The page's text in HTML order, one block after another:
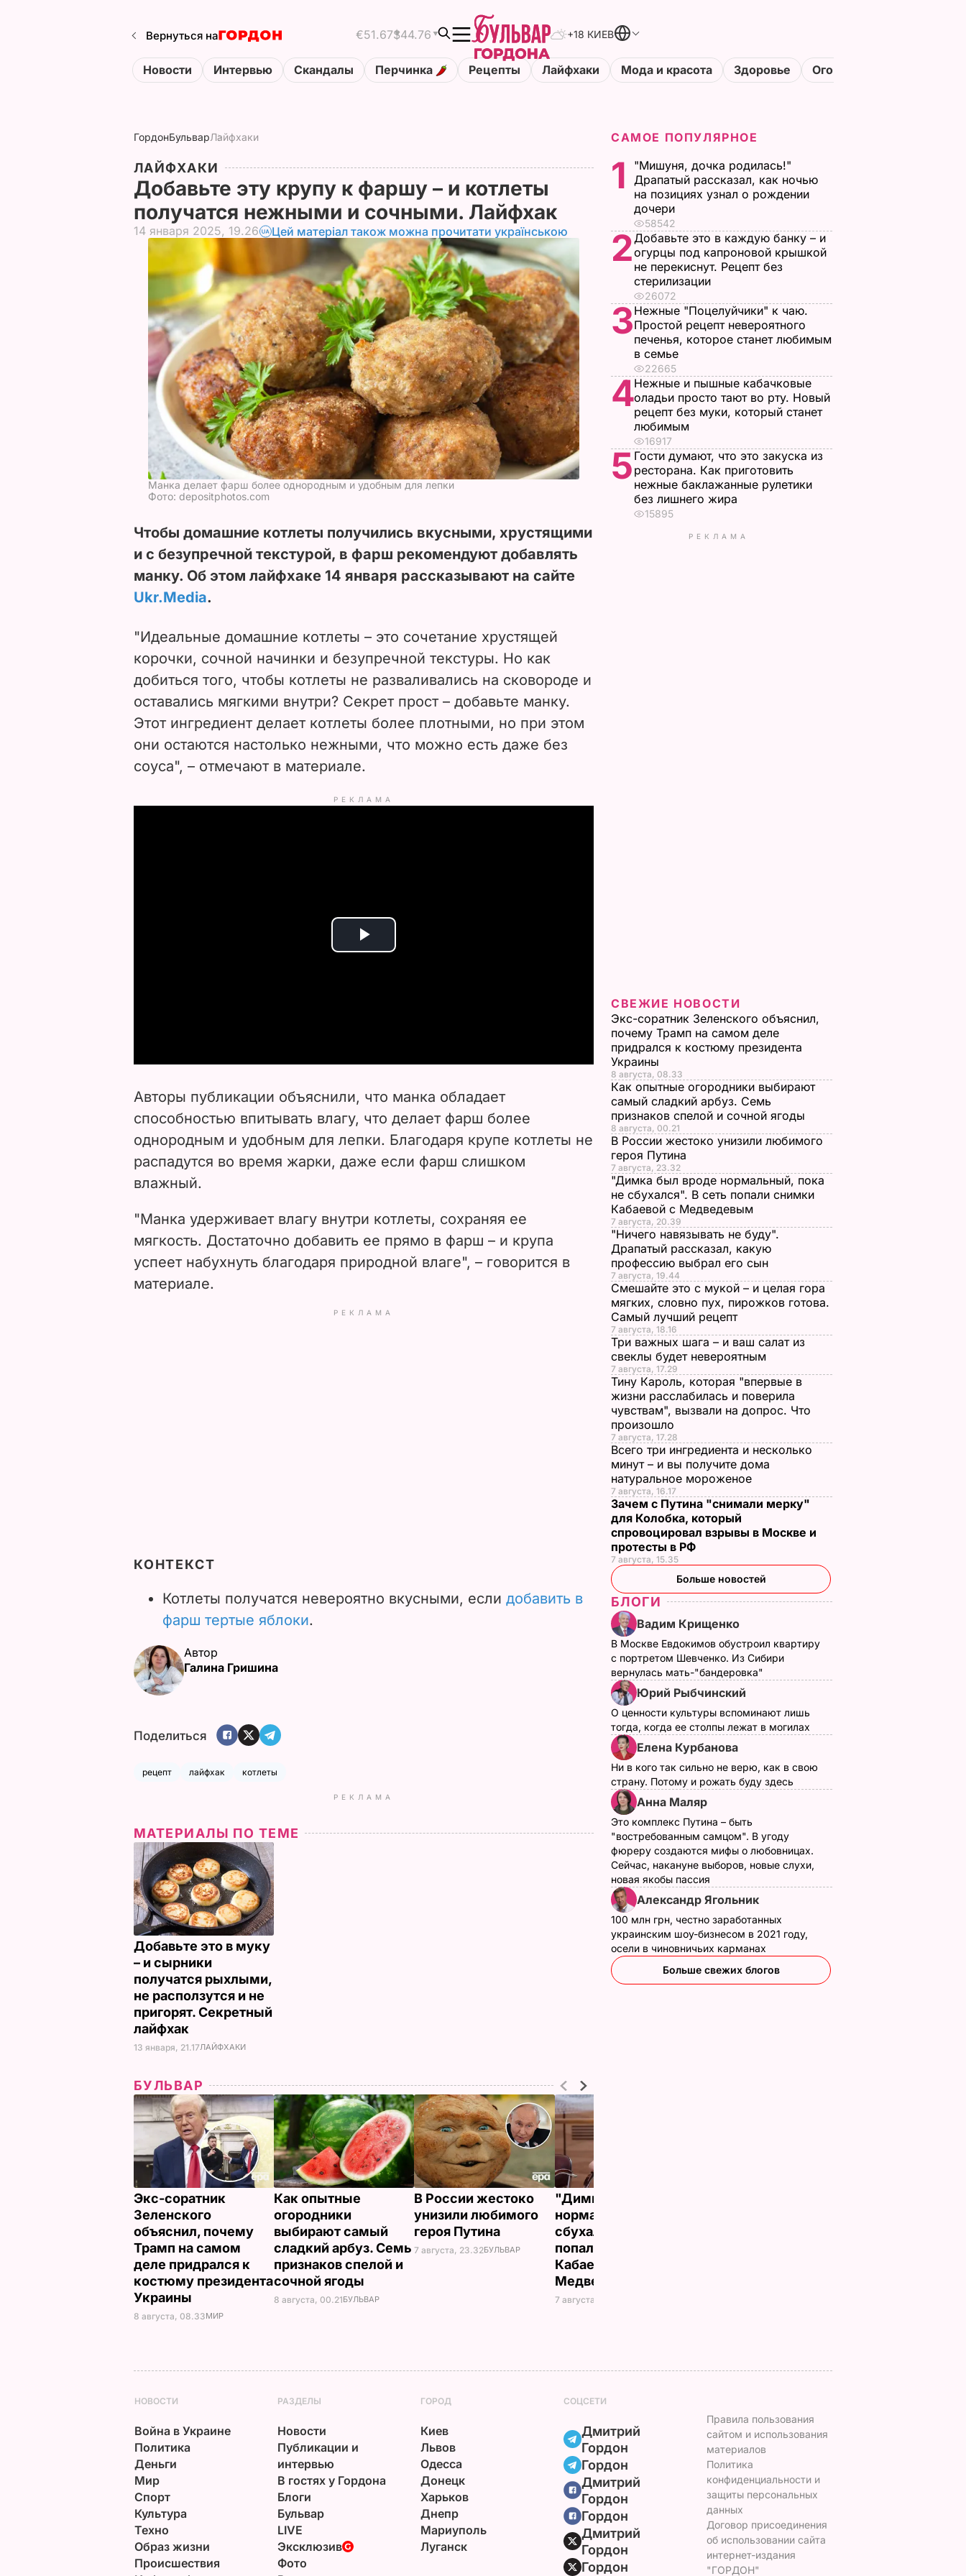
Вернуться на €51.67$44.76 +18 КИЕВ
Новости Интервью Скандалы Перчинка Рецепты Лайфхаки Мода и красота Здоровье Огороды
ГордонБульварЛайфхаки
ЛАЙФХАКИ
Добавьте эту крупу к фаршу – и котлеты
получатся нежными и сочными. Лайфхак
14 января 2025, 19.26 Цей матеріал також можна прочитати українською
Манка делает фарш более однородным и удобным для лепки
Фото: depositphotos.com
Чтобы домашние котлеты получились вкусными, хрустящими
и с безупречной текстурой, в фарш рекомендуют добавлять
манку. Об этом лайфхаке 14 января рассказывают на сайте
Ukr.Media.
"Идеальные домашние котлеты – это сочетание хрустящей
корочки, сочной начинки и безупречной текстуры. Но как
добиться того, чтобы котлеты не разваливались на сковороде и
оставались мягкими внутри? Секрет прост – добавьте манку.
Этот ингредиент делает котлеты более плотными, но при этом
они остаются настолько нежными, что можно есть даже без
соуса", – отмечают в материале.
РЕКЛАМА
P
i
d
o
Авторы публикации объяснили, что манка обладает
способностью впитывать влагу, что делает фарш более
однородным и удобным для лепки. Благодаря крупе котлеты не
распадутся во время жарки, даже если фарш слишком
влажный.
"Манка удерживает влагу внутри котлеты, сохраняя ее
мягкость. Достаточно добавить ее прямо в фарш – и крупа
успеет набухнуть благодаря природной влаге", – говорится в
материале.
РЕКЛАМА
КОНТЕКСТ
Котлеты получатся невероятно вкусными, если добавить в
фарш тертые яблоки.
Автор
Галина Гришина
Поделиться
рецепт лайфхак котлеты
РЕКЛАМА
МАТЕРИАЛЫ ПО ТЕМЕ
Добавьте это в муку
– и сырники
получатся рыхлыми,
не расползутся и не
пригорят. Секретный
лайфхак
13 января, 21.17ЛАЙФХАКИ
БУЛЬВАР
Экс-соратник
Зеленского
объяснил, почему
Трамп на самом
деле придрался к
костюму президента
Украины
8 августа, 08.33МИР
Как опытные
огородники
выбирают самый
сладкий арбуз. Семь
признаков спелой и
сочной ягоды
8 августа, 00.21БУЛЬВАР
В России жестоко
унизили любимого
героя Путина
7 августа, 23.32БУЛЬВАР
"Димка был вроде
нормальный, пока не
сбухался". В сеть
попали снимки
Кабаевой с
Медведевым
7 августа, 20.39
САМОЕ ПОПУЛЯРНОЕ
1
"Мишуня, дочка родилась!"
Драпатый рассказал, как ночью
на позициях узнал о рождении
дочери
58542
2Добавьте это в каждую банку – и
огурцы под капроновой крышкой
не перекиснут. Рецепт без
стерилизации
26072
3Нежные "Поцелуйчики" к чаю.
Простой рецепт невероятного
печенья, которое станет любимым
в семье
22665
4Нежные и пышные кабачковые
оладьи просто тают во рту. Новый
рецепт без муки, который станет
любимым
16917
5 Гости думают, что это закуска из
ресторана. Как приготовить
нежные баклажанные рулетики
без лишнего жира
15895
РЕКЛАМА
СВЕЖИЕ НОВОСТИ
Экс-соратник Зеленского объяснил,
почему Трамп на самом деле
придрался к костюму президента
Украины
8 августа, 08.33
Как опытные огородники выбирают
самый сладкий арбуз. Семь
признаков спелой и сочной ягоды
8 августа, 00.21
В России жестоко унизили любимого
героя Путина
7 августа, 23.32
"Димка был вроде нормальный, пока
не сбухался". В сеть попали снимки
Кабаевой с Медведевым
7 августа, 20.39
"Ничего навязывать не буду".
Драпатый рассказал, какую
профессию выбрал его сын
7 августа, 19.44
Смешайте это с мукой – и целая гора
мягких, словно пух, пирожков готова.
Самый лучший рецепт
7 августа, 18.16
Три важных шага – и ваш салат из
свеклы будет невероятным
7 августа, 17.29
Тину Кароль, которая "впервые в
жизни расслабилась и поверила
чувствам", вызвали на допрос. Что
произошло
7 августа, 17.28
Всего три ингредиента и несколько
минут – и вы получите дома
натуральное мороженое
7 августа, 16.17
Зачем с Путина "снимали мерку"
для Колобка, который
спровоцировал взрывы в Москве и
протесты в РФ
7 августа, 15.35
Больше новостей
БЛОГИ
Вадим Крищенко
В Москве Евдокимов обустроил квартиру
с портретом Шевченко. Из Сибири
вернулась мать-"бандеровка"
Юрий Рыбчинский
О ценности культуры вспоминают лишь
тогда, когда ее столпы лежат в могилах
Елена Курбанова
Ни в кого так сильно не верю, как в свою
страну. Потому и рожать буду здесь
Анна Маляр
Это комплекс Путина – быть
"востребованным самцом". В угоду
фюреру создаются мифы о любовницах.
Сейчас, накануне выборов, новые слухи,
новая якобы пассия
Александр Ягольник
100 млн грн, честно заработанных
украинским шоу-бизнесом в 2021 году,
осели в чиновничьих карманах
Больше свежих блогов
НОВОСТИ
Война в Украине
Политика
Деньги
Мир
Спорт
Культура
Техно
Образ жизни
Происшествия
РАЗДЕЛЫ
Новости
Публикации и
интервью
В гостях у Гордона
Блоги
Бульвар
LIVE
Эксклюзив
Фото
ГОРОД
Киев
Львов
Одесса
Донецк
Харьков
Днепр
Мариуполь
Луганск
СОЦСЕТИ
Дмитрий
Гордон
Гордон
Дмитрий
Гордон
Гордон
Дмитрий
Гордон
Гордон
Правила пользования
сайтом и использования
материалов
Политика
конфиденциальности и
защиты персональных
данных
Договор присоединения
об использовании сайта
интернет-издания
"ГОРДОН"